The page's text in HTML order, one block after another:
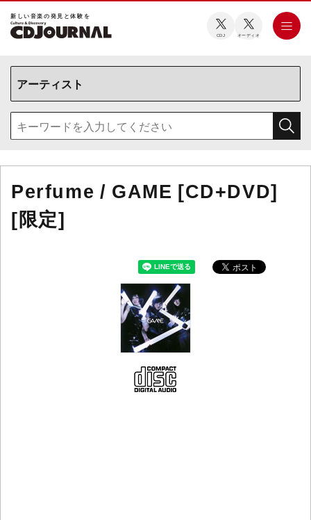
新しい⾳楽の発⾒と体験を
CDJ オーディオ
Perfume / GAME [CD+DVD]
[限定]